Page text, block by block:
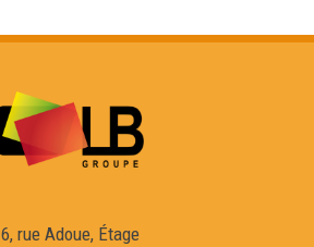
6, rue Adoue, Étage